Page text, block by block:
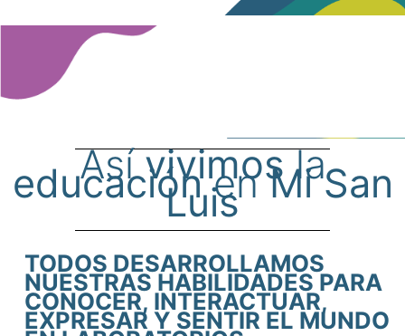
Asívivimosla
educaciónenMi San
Luis
TODOS DESARROLLAMOS
NUESTRAS HABILIDADES PARA
CONOCER, INTERACTUAR,
EXPRESAR Y SENTIR EL MUNDO